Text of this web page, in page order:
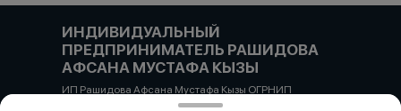
ИНДИВИДУАЛЬНЫЙ
ПРЕДПРИНИМАТЕЛЬ РАШИДОВА
АФСАНА МУСТАФА КЫЗЫ
ИП Рашидова Афсана Мустафа Кызы ОГРНИП
322784700051126 ИНН 781719784300 Российская